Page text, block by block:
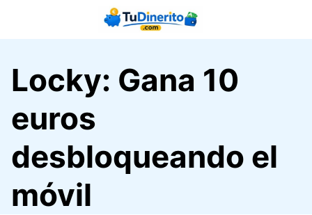
Locky: Gana 10
euros
desbloqueando el
móvil